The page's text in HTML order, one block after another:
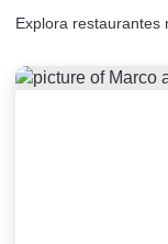
Explora restaurantes